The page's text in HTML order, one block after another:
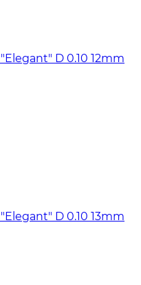
D 0.10 12mm
D 0.10 13mm